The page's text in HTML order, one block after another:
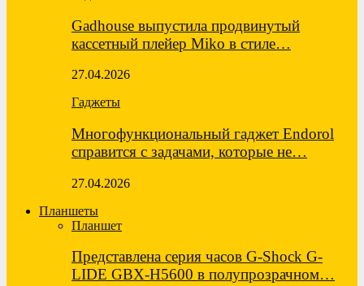
Gadhouse выпустила продвинутый
кассетный плейер Miko в стиле…
27.04.2026
Гаджеты
Многофункциональный гаджет Endorol
справится с задачами, которые не…
27.04.2026
Планшеты
Планшет
Представлена серия часов G-Shock G-
LIDE GBX-H5600 в полупрозрачном…